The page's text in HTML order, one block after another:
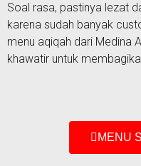
Soal rasa, pastinya lezat
karena sudah banyak
menu aqiqah dari Medina
khawatir untuk
MENU